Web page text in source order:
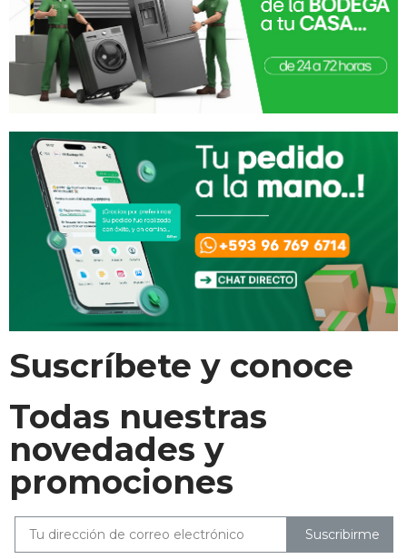
Suscríbete y conoce
Todas nuestras
novedades y
promociones
Suscribirme